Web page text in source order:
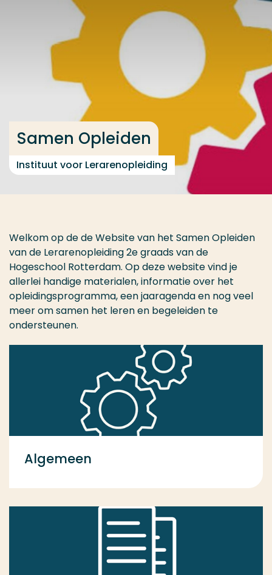
Ga direct naar de content
... > Tweedegraads
Samen Opleiden
Instituut voor Lerarenopleiding
Welkom op de de Website van het Samen Opleiden
van de Lerarenopleiding 2e graads van de
Hogeschool Rotterdam. Op deze website vind je
allerlei handige materialen, informatie over het
opleidingsprogramma, een jaaragenda en nog veel
meer om samen het leren en begeleiden te
ondersteunen.
Algemeen
Veel gezocht